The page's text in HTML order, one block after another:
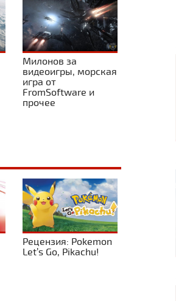
Милонов за
видеоигры, морская
игра от
FromSoftware и
прочее
Рецензия: Pokemon
Let’s Go, Pikachu!